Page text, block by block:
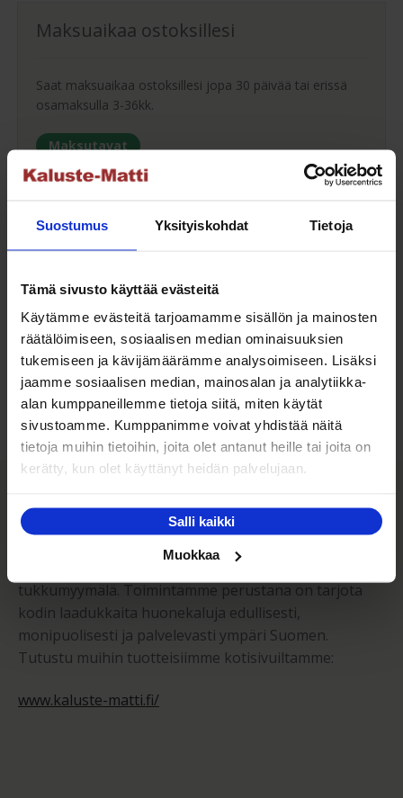
Suostumus Yksityiskohdat Tietoja
Tämä sivusto käyttää evästeitä
Käytämme evästeitä tarjoamamme sisällön ja mainosten
räätälöimiseen, sosiaalisen median ominaisuuksien
tukemiseen ja kävijämäärämme analysoimiseen. Lisäksi
jaamme sosiaalisen median, mainosalan ja analytiikka-
alan kumppaneillemme tietoja siitä, miten käytät
sivustoamme. Kumppanimme voivat yhdistää näitä
tietoja muihin tietoihin, joita olet antanut heille tai joita on
kerätty, kun olet käyttänyt heidän palvelujaan.
Salli kaikki
Muokkaa
Maksuaikaa ostoksillesi
Saat maksuaikaa ostoksillesi jopa 30 päivää tai erissä
osamaksulla 3-36kk.
Maksutavat
Oma turvallinen kuljetus
Kaluste-Matin oma kuljetus on turvallinen tapa
tuotteiden toimitukseen. Saat varmemmin tuotteet
ehjänä perille - ja vieläpä sisäänkannettuna!
Kuljetuksen hinta Suomessa alk. 59€!
Kaluste-Matti Oy
Kaluste-Matti Oy on vuonna 1994 perheyrityksenä
perustettu huonekalujen vähittäis- sekä
tukkumyymälä. Toimintamme perustana on tarjota
kodin laadukkaita huonekaluja edullisesti,
monipuolisesti ja palvelevasti ympäri Suomen.
Tutustu muihin tuotteisiimme kotisivuiltamme:
www.kaluste-matti.fi/